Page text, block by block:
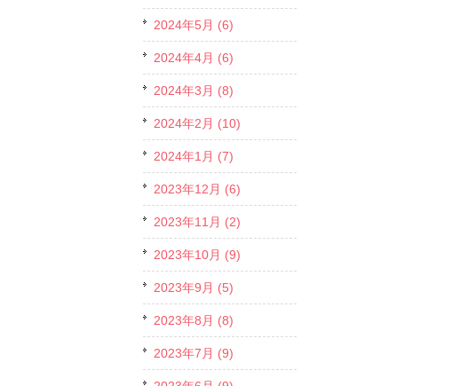
2024年5月 (6)
2024年4月 (6)
2024年3月 (8)
2024年2月 (10)
2024年1月 (7)
2023年12月 (6)
2023年11月 (2)
2023年10月 (9)
2023年9月 (5)
2023年8月 (8)
2023年7月 (9)